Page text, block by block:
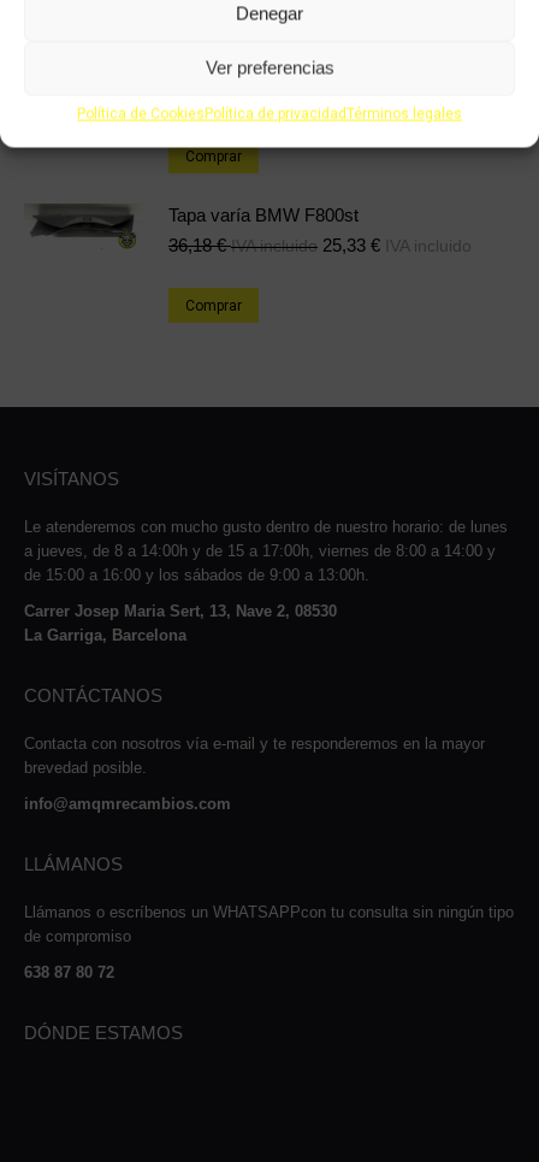
Denegar
Ver preferencias
Política de CookiesPolítica de privacidadTérminos legales
Comprar
Cable de embrague BMW f 650 cs
Comprar
Tapa varía BMW F800st
36,18€ IVA incluido 25,33 € IVA incluido
Comprar
VISÍTANOS
Le atenderemos con mucho gusto dentro de nuestro horario: de lunes
a jueves, de 8 a 14:00h y de 15 a 17:00h, viernes de 8:00 a 14:00 y
de 15:00 a 16:00 y los sábados de 9:00 a 13:00h.
Carrer Josep Maria Sert, 13, Nave 2, 08530
La Garriga, Barcelona
CONTÁCTANOS
Contacta con nosotros vía e-mail y te responderemos en la mayor
brevedad posible.
info@amqmrecambios.com
LLÁMANOS
Llámanos o escríbenos un WHATSAPPcon tu consulta sin ningún tipo
de compromiso
638 87 80 72
DÓNDE ESTAMOS